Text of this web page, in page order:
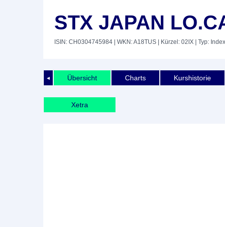
STX JAPAN
ISIN: CH0304745984 | WKN: A18TUS | Kürzel: 02IX | Typ: Index
◄ Übersicht Charts Kurshistorie
Xetra